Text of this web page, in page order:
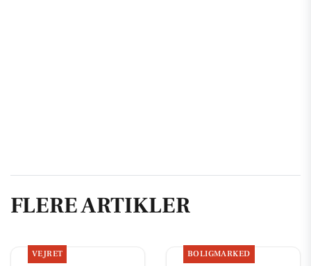
FLERE ARTIKLER
VEJRET BOLIGMARKED